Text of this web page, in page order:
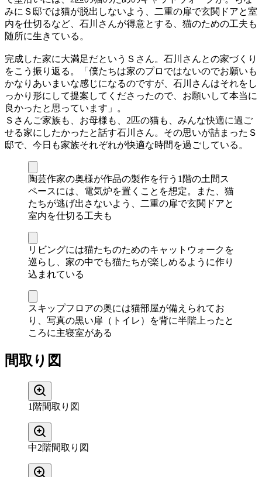
みにＳ邸では猫が脱出しないよう、二重の扉で玄関ドアと室
内を仕切るなど、石川さんが得意とする、猫のための工夫も
随所に生きている。
完成した家に大満足だというＳさん。石川さんとの家づくり
をこう振り返る。「僕たちは家のプロではないのでお願いも
かなりあいまいな感じになるのですが、石川さんはそれをし
っかり形にして提案してくださったので、お願いして本当に
良かったと思っています」。
Ｓさんご家族も、お母様も、2匹の猫も、みんな快適に過ご
せる家にしたかったと話す石川さん。その思いが詰まったＳ
邸で、今日も家族それぞれが快適な時間を過ごしている。
陶芸作家の奥様が作品の製作を行う1階の土間ス
ペースには、電気炉を置くことを想定。また、猫
たちが逃げ出さないよう、二重の扉で玄関ドアと
室内を仕切る工夫も
リビングには猫たちのためのキャットウォークを
巡らし、家の中でも猫たちが楽しめるように作り
込まれている
スキップフロアの奥には猫部屋が備えられてお
り、写真の黒い扉（トイレ）を背に半階上ったと
ころに主寝室がある
間取り図
1階間取り図
中2階間取り図